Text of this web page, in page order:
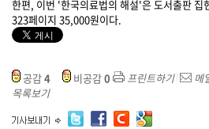
한편, 이번 '한국의료법의 해설'은 도서출판 집
323페이지 35,000원이다.
공감4 비공감0 프린트하기 메
목록보기